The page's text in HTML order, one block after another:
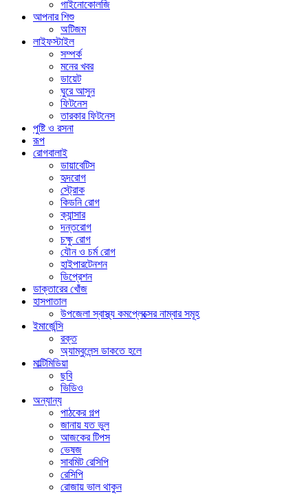
গাইনোকোলজি
আপনার শিশু
অটিজম
লাইফস্টাইল
সম্পর্ক
মনের খবর
ডায়েট
ঘুরে আসুন
ফিটনেস
তারকার ফিটনেস
পুষ্টি ও রসনা
রূপ
রোগবালাই
ডায়াবেটিস
হৃদরোগ
স্ট্রোক
কিডনি রোগ
ক্যান্সার
দন্তরোগ
চক্ষু রোগ
যৌন ও চর্ম রোগ
হাইপারটেনশন
ডিপ্রেশন
ডাক্তারের খোঁজ
হাসপাতাল
উপজেলা স্বাস্থ্য কমপ্লেক্সের নাম্বার সমূহ
ইমার্জেন্সি
রক্ত
অ্যাম্বুলেন্স ডাকতে হলে
মাল্টিমিডিয়া
ছবি
ভিডিও
অন্যান্য
পাঠকের গল্প
জানায় যত ভুল
আজকের টিপস
ভেষজ
সাবমিট রেসিপি
রেসিপি
রোজায় ভাল থাকুন